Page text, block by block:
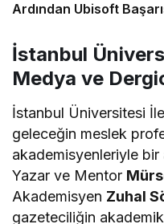
Ardından Ubisoft
İstanbul
Medya ve
İstanbul Üniversitesi
geleceğin meslek
akademisyenleriyle
Yazar ve Mentor
Akademisyen Zuhal
gazeteciliğin